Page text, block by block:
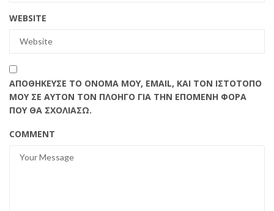
WEBSITE
ΑΠΟΘΉΚΕΥΣΕ ΤΟ ΌΝΟΜΆ ΜΟΥ, EMAIL, ΚΑΙ ΤΟΝ ΙΣΤΌΤΟΠΟ
ΜΟΥ ΣΕ ΑΥΤΌΝ ΤΟΝ ΠΛΟΗΓΌ ΓΙΑ ΤΗΝ ΕΠΌΜΕΝΗ ΦΟΡΆ
ΠΟΥ ΘΑ ΣΧΟΛΙΆΣΩ.
COMMENT